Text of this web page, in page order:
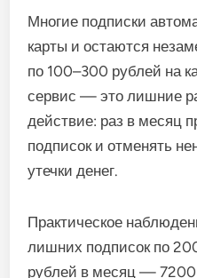
Многие подписки
карты и остаются
по 100–300 рублей на
сервис — это лишние
действие: раз в месяц
подписок и отменять
утечки денег.
Практическое
лишних подписок по
рублей в месяц — 7200